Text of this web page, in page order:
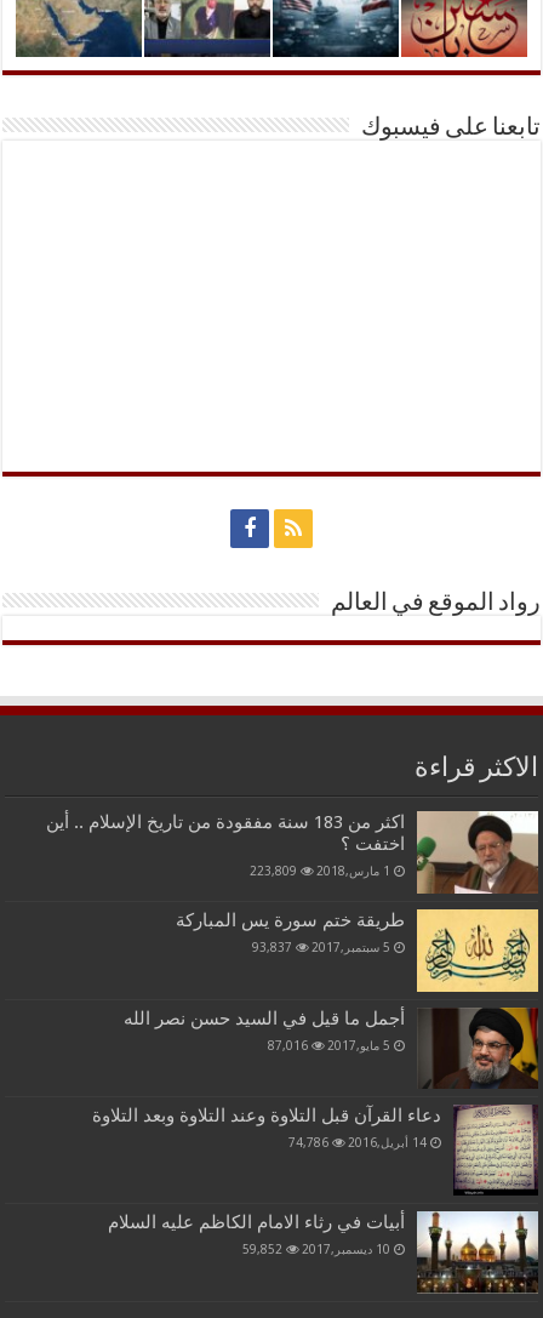
تابعنا على فيسبوك
رواد الموقع في العالم
الاكثر قراءة
اكثر من 183 سنة مفقودة من تاريخ الإسلام .. أين
اختفت ؟
1 مارس,2018 223,809
طريقة ختم سورة يس المباركة
5 سبتمبر,2017 93,837
أجمل ما قيل في السيد حسن نصر الله
5 مايو,2017 87,016
دعاء القرآن قبل التلاوة وعند التلاوة وبعد التلاوة
14 أبريل,2016 74,786
أبيات في رثاء الامام الكاظم عليه السلام
10 ديسمبر,2017 59,852